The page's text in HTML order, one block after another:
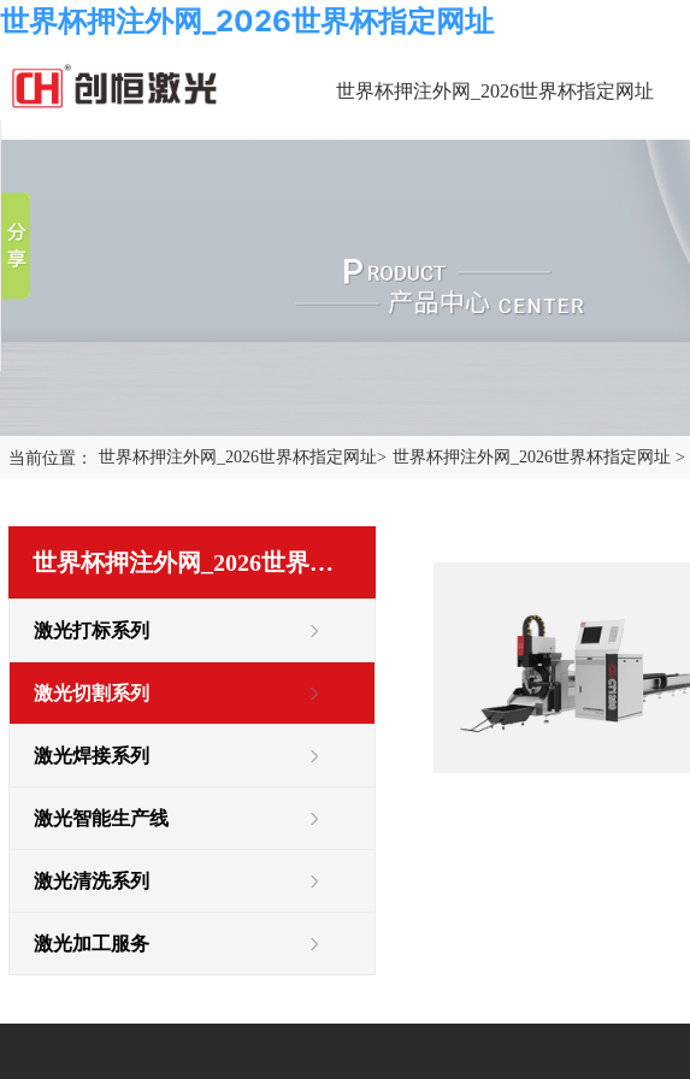
世界杯押注外网_2026世界杯指定网址
世界杯押注外网_2026世界杯指定网址
当前位置： 世界杯押注外网_2026世界杯指定网址> 世界杯押注外网_2026世界杯指定网址>
世界杯押注外网_2026世界杯指定网址
激光打标系列
激光切割系列
激光焊接系列
激光智能生产线
激光清洗系列
激光加工服务
分享到